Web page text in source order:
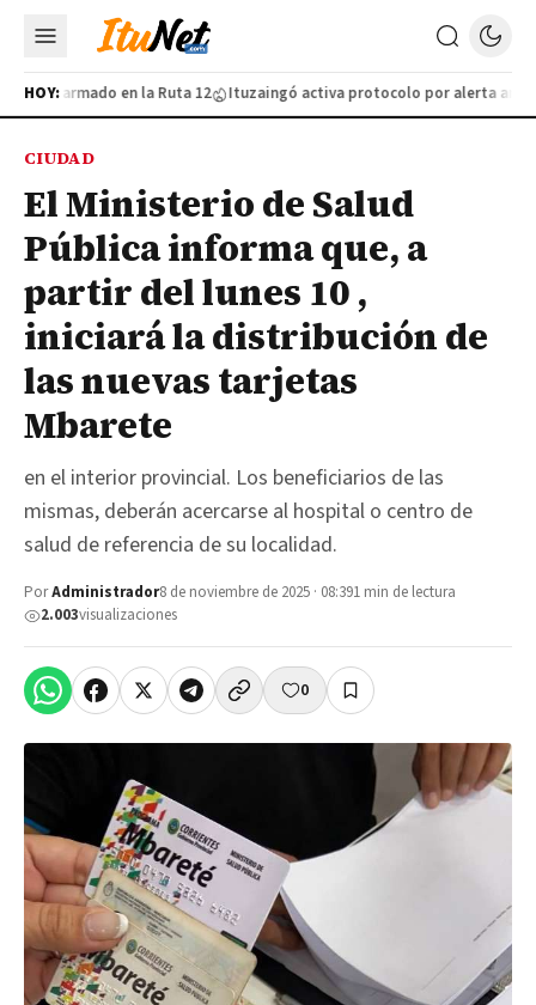
HOY:armado en la Ruta 12 Ituzaingó activa protocolo por alerta
CIUDAD
El Ministerio de Salud
Pública informa que, a
partir del lunes 10 ,
iniciará la distribución de
las nuevas tarjetas
Mbarete
en el interior provincial. Los beneficiarios de las
mismas, deberán acercarse al hospital o centro de
salud de referencia de su localidad.
PorAdministrador8 de noviembre de 2025 · 08:391 min de lectura
2.003visualizaciones
0